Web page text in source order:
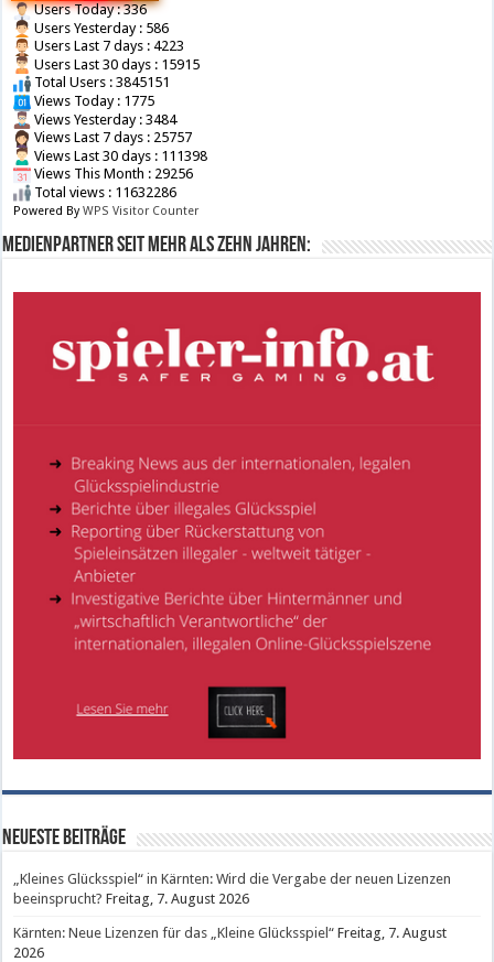
Users Today : 336
Users Yesterday : 586
Users Last 7 days : 4223
Users Last 30 days : 15915
Total Users : 3845151
Views Today : 1775
Views Yesterday : 3484
Views Last 7 days : 25757
Views Last 30 days : 111398
Views This Month : 29256
Total views : 11632286
Powered ByWPS Visitor Counter
Medienpartner seit mehr als zehn Jahren:
Neueste Beiträge
„Kleines Glücksspiel“ in Kärnten: Wird die Vergabe der neuen Lizenzen
beeinsprucht? Freitag, 7. August 2026
Kärnten: Neue Lizenzen für das „Kleine Glücksspiel“ Freitag, 7. August
2026